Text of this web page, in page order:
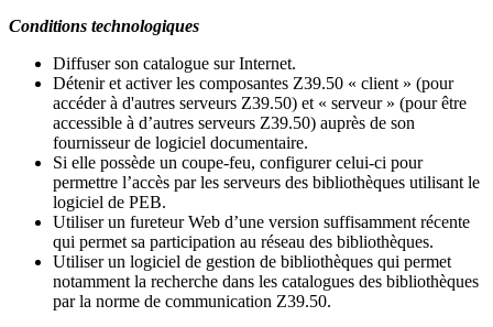
Conditions technologiques
Diffuser son catalogue sur Internet.
Détenir et activer les composantes Z39.50 « client » (pour
accéder à d'autres serveurs Z39.50) et « serveur » (pour être
accessible à d’autres serveurs Z39.50) auprès de son
fournisseur de logiciel documentaire.
Si elle possède un coupe-feu, configurer celui-ci pour
permettre l’accès par les serveurs des bibliothèques utilisant le
logiciel de PEB.
Utiliser un fureteur Web d’une version suffisamment récente
qui permet sa participation au réseau des bibliothèques.
Utiliser un logiciel de gestion de bibliothèques qui permet
notamment la recherche dans les catalogues des bibliothèques
par la norme de communication Z39.50.